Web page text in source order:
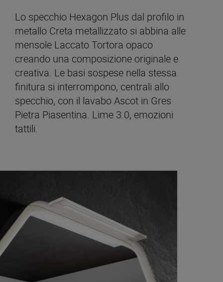
Lo specchio Hexagon Plus dal profilo in
metallo Creta metallizzato si abbina alle
mensole Laccato Tortora opaco
creando una composizione originale e
creativa. Le basi sospese nella stessa
finitura si interrompono, centrali allo
specchio, con il lavabo Ascot in Gres
Pietra Piasentina. Lime 3.0, emozioni
tattili.